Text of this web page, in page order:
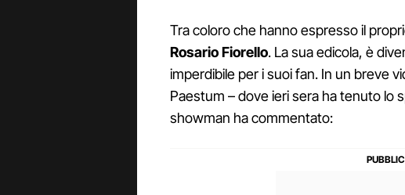
Tra coloro che hanno espresso il
Rosario Fiorello. La sua edicola, è
imperdibile per i suoi fan. In un breve
Paestum – dove ieri sera ha tenuto lo
showman ha commentato: